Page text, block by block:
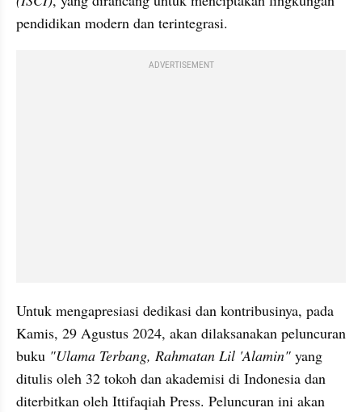
pendidikan modern dan terintegrasi.
ADVERTISEMENT
Untuk mengapresiasi dedikasi dan kontribusinya, pada
Kamis, 29 Agustus 2024, akan dilaksanakan peluncuran
buku "Ulama Terbang, Rahmatan Lil 'Alamin" yang
ditulis oleh 32 tokoh dan akademisi di Indonesia dan
diterbitkan oleh Ittifaqiah Press. Peluncuran ini akan